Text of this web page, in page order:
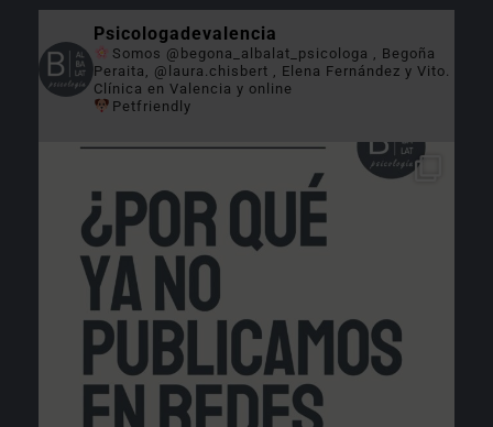
Psicologadevalencia
Somos @begona_albalat_psicologa , Begoña
Peraita, @laura.chisbert , Elena Fernández y Vito.
Clínica en Valencia y online
Petfriendly